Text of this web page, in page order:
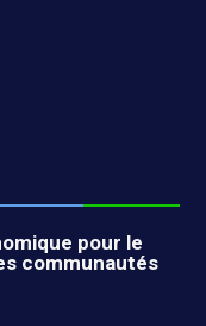
pour le
communautés